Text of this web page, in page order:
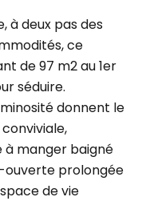
à deux pas des
ce
de 97 m2 au 1er
séduire.
donnent le
à manger baigné
ouverte prolongée
de vie